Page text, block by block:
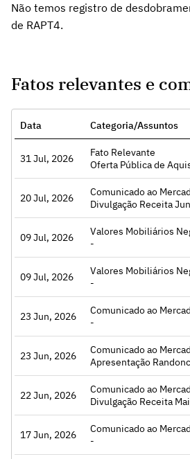
Não temos registro de
de RAPT4.
Fatos relevantes e
Data Categoria/Assuntos
31 Jul, 2026
Fato Relevante
Oferta Pública de
Acessar
20 Jul, 2026
Comunicado ao
Divulgação Receita
Acessar
09 Jul, 2026
Valores Mobiliários
-
Acessar
09 Jul, 2026
Valores Mobiliários
-
Acessar
23 Jun, 2026
Comunicado ao
-
Acessar
23 Jun, 2026
Comunicado ao
Apresentação
Acessar
22 Jun, 2026
Comunicado ao
Divulgação Receita
Acessar
17 Jun, 2026
Comunicado ao
-
Acessar